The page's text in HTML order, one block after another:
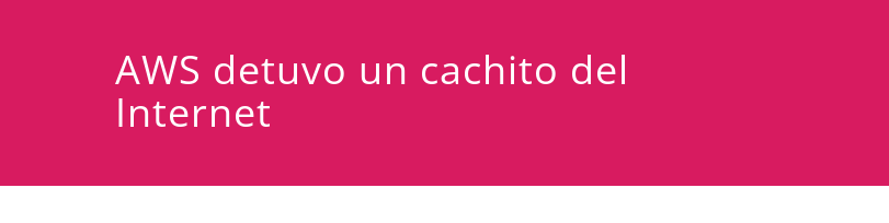
AWS detuvo un cachito del
Internet